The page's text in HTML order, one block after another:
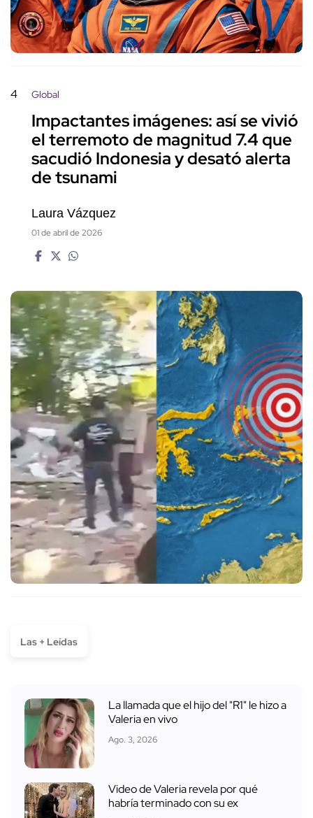
4 Global
Impactantes imágenes: así se vivió
el terremoto de magnitud 7.4 que
sacudió Indonesia y desató alerta
de tsunami
Laura Vázquez
01 de abril de 2026
Las + Leídas
La llamada que el hijo del "R1" le hizo a
Valeria en vivo
Ago. 3, 2026
Video de Valeria revela por qué
habría terminado con su ex